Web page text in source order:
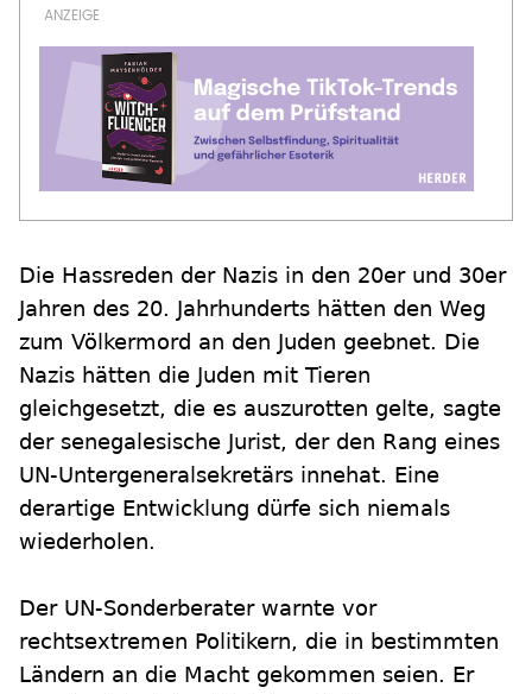
Die Hassreden der Nazis in den 20er und 30er
Jahren des 20. Jahrhunderts hätten den Weg
zum Völkermord an den Juden geebnet. Die
Nazis hätten die Juden mit Tieren
gleichgesetzt, die es auszurotten gelte, sagte
der senegalesische Jurist, der den Rang eines
UN-Untergeneralsekretärs innehat. Eine
derartige Entwicklung dürfe sich niemals
wiederholen.
Der UN-Sonderberater warnte vor
rechtsextremen Politikern, die in bestimmten
Ländern an die Macht gekommen seien. Er